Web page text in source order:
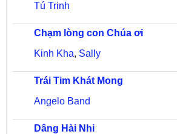
Tú Trinh
Chạm lòng con Chúa ơi
Kinh Kha, Sally
Trái Tim Khát Mong
Angelo Band
Dâng Hài Nhi